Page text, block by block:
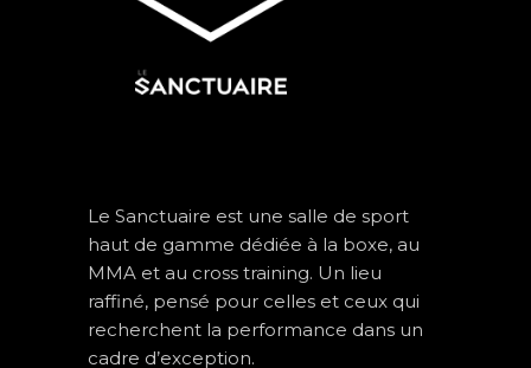
Le Sanctuaire est une salle de sport
haut de gamme dédiée à la boxe, au
MMA et au cross training. Un lieu
raffiné, pensé pour celles et ceux qui
recherchent la performance dans un
cadre d’exception.